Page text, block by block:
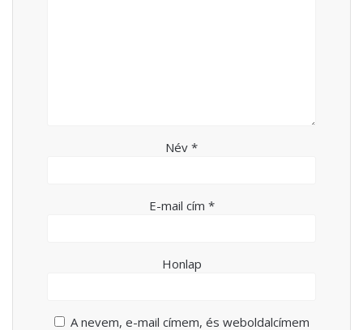
Név *
E-mail cím *
Honlap
A nevem, e-mail címem, és weboldalcímem